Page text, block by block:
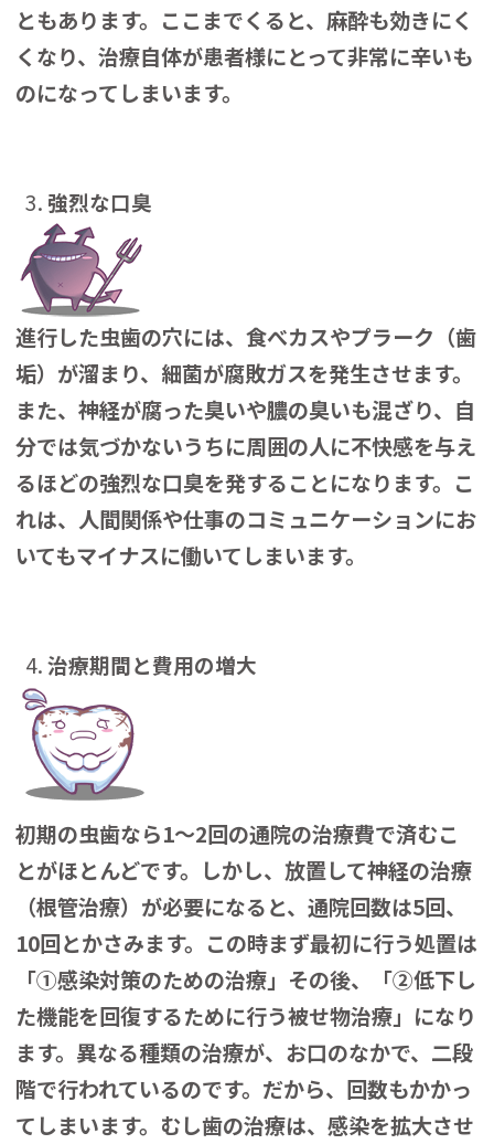
ともあります。ここまでくると、麻酔も効きにく
くなり、治療自体が患者様にとって非常に辛いも
のになってしまいます。
強烈な口臭
進行した虫歯の穴には、食べカスやプラーク（歯
垢）が溜まり、細菌が腐敗ガスを発生させます。
また、神経が腐った臭いや膿の臭いも混ざり、自
分では気づかないうちに周囲の人に不快感を与え
るほどの強烈な口臭を発することになります。こ
れは、人間関係や仕事のコミュニケーションにお
いてもマイナスに働いてしまいます。
治療期間と費用の増大
初期の虫歯なら1〜2回の通院の治療費で済むこ
とがほとんどです。しかし、放置して神経の治療
（根管治療）が必要になると、通院回数は5回、
10回とかさみます。この時まず最初に行う処置は
「①感染対策のための治療」その後、「②低下し
た機能を回復するために行う被せ物治療」になり
ます。異なる種類の治療が、お口のなかで、二段
階で行われているのです。だから、回数もかかっ
てしまいます。むし歯の治療は、感染を拡大させ